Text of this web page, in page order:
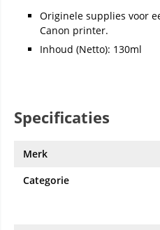
Originele supplies voor
Canon printer.
Inhoud (Netto): 130ml
Specificaties
Merk
Categorie